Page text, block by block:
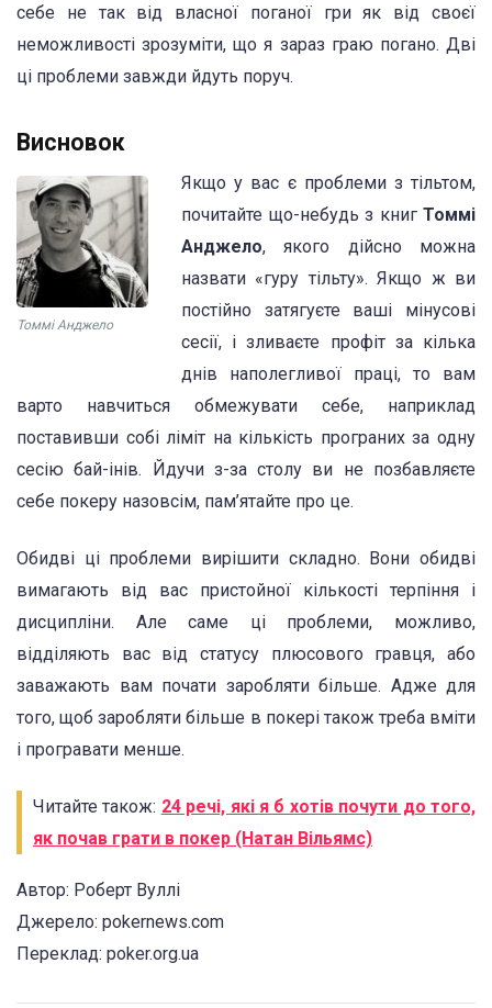
себе не так від власної поганої гри як від своєї
неможливості зрозуміти, що я зараз граю погано. Дві
ці проблеми завжди йдуть поруч.
Висновок
Томмі Анджело
Якщо у вас є проблеми з тільтом,
почитайте що-небудь з книг Томмі
Анджело, якого дійсно можна
назвати «гуру тільту». Якщо ж ви
постійно затягуєте ваші мінусові
сесії, і зливаєте профіт за кілька
днів наполегливої праці, то вам
варто навчиться обмежувати себе, наприклад
поставивши собі ліміт на кількість програних за одну
сесію бай-інів. Йдучи з-за столу ви не позбавляєте
себе покеру назовсім, пам’ятайте про це.
Обидві ці проблеми вирішити складно. Вони обидві
вимагають від вас пристойної кількості терпіння і
дисципліни. Але саме ці проблеми, можливо,
відділяють вас від статусу плюсового гравця, або
заважають вам почати заробляти більше. Адже для
того, щоб заробляти більше в покері також треба вміти
і програвати менше.
Читайте також: 24 речі, які я б хотів почути до того,
як почав грати в покер (Натан Вільямс)
Автор: Роберт Вуллі
Джерело: pokernews.com
Переклад: poker.org.ua